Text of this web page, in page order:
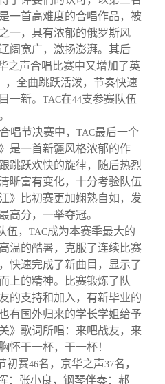
友会
台
务
单
一首高难度的合唱作品，被
一，具有浓郁的俄罗斯风
阔宽广，激扬澎湃。其后
之声合唱比赛中又增加了英
，全曲跳跃活泼，节奏快速
一新。 TAC在44支参赛队伍
唱节决赛中， TAC最后一个
是一首新疆风格浓郁的作
跳跃欢快的旋律，随后热烈
晰富有变化，十分考验队伍
》比初赛更加娴熟自如，发
高分，一举夺冠。
， TAC成为本赛季最大的
温的酷暑，克服了连续比赛
快速完成了新曲目，显示了
上的精神。比赛锻炼了队
的支持和加入，有新毕业的
有国外归来的学长学姐给予
》歌词所唱：来吧战友，来
怀干一杯，干一杯！
初赛46名，京华之声37名，
：张小良，钢琴伴奏：郝